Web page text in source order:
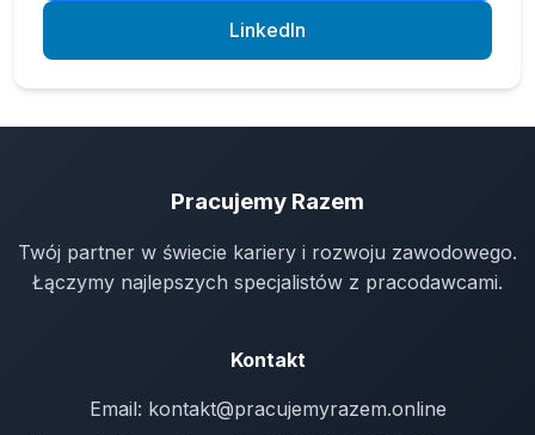
LinkedIn
Pracujemy Razem
Twój partner w świecie kariery i rozwoju zawodowego.
Łączymy najlepszych specjalistów z pracodawcami.
Kontakt
Email: kontakt@pracujemyrazem.online